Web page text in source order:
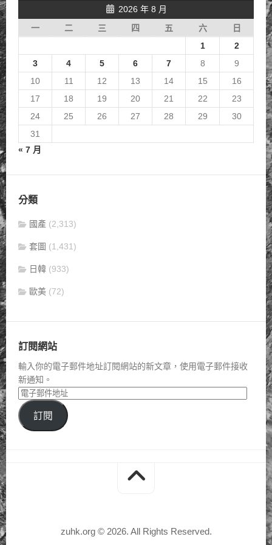
2026 年 8 月
一
二 三 四 五 六
日
1
2
3
4 5 6 7 8
9
10
11 12 13 14 15
16
17
18 19 20 21 22
23
24
25 26 27 28 29
30
31
« 7 月
分類
國產 (2,313)
套圖 (1,431)
日韓 (933)
歐美 (72)
訂閱網站
輸入你的電子郵件地址訂閱網站的新文章，使用電子郵件接收
新通知。
訂閱
zuhk.org © 2026. All Rights Reserved.